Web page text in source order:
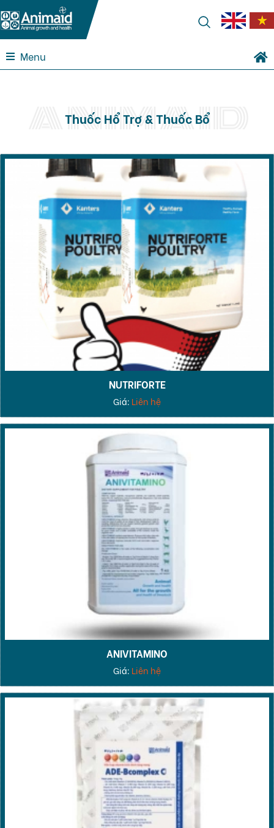
Menu
Thuốc Hổ Trợ & Thuốc Bổ
NUTRIFORTE
Giá: Liên hệ
ANIVITAMINO
Giá: Liên hệ